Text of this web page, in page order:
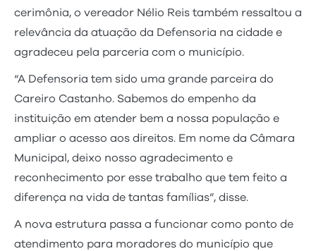
cerimônia, o vereador Nélio Reis também ressaltou a
relevância da atuação da Defensoria na cidade e
agradeceu pela parceria com o município.
“A Defensoria tem sido uma grande parceira do
Careiro Castanho. Sabemos do empenho da
instituição em atender bem a nossa população e
ampliar o acesso aos direitos. Em nome da Câmara
Municipal, deixo nosso agradecimento e
reconhecimento por esse trabalho que tem feito a
diferença na vida de tantas famílias”, disse.
A nova estrutura passa a funcionar como ponto de
atendimento para moradores do município que